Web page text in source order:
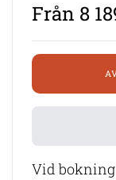
Från 8
Vid bokning